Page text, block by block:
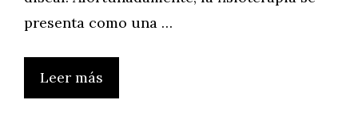
presenta como una …
Leer más